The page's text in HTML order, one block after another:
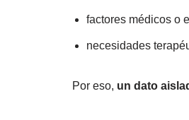
factores médicos o
necesidades
Por eso, un dato